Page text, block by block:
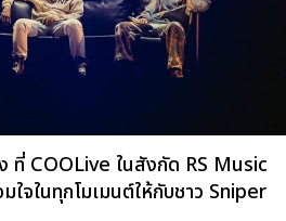
ที่ COOLive ในสังกัด RS Music
ใจในทุกโมเมนต์ให้กับชาว Sniper